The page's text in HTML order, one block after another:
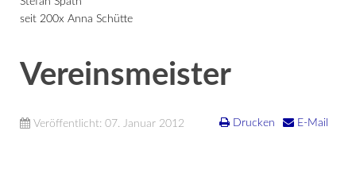
seit 200x Anna Schütte
Vereinsmeister
Drucken E-Mail
Veröffentlicht: 07. Januar 2012